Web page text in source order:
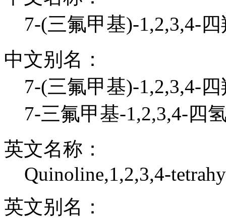
7-(三氟甲基)-1,2,3,4-
中文别名：
7-(三氟甲基)-1,2,3,4-
7-三氟甲基-1,2,3,4-四
英文名称：
Quinoline,1,2,3,4-
英文别名：